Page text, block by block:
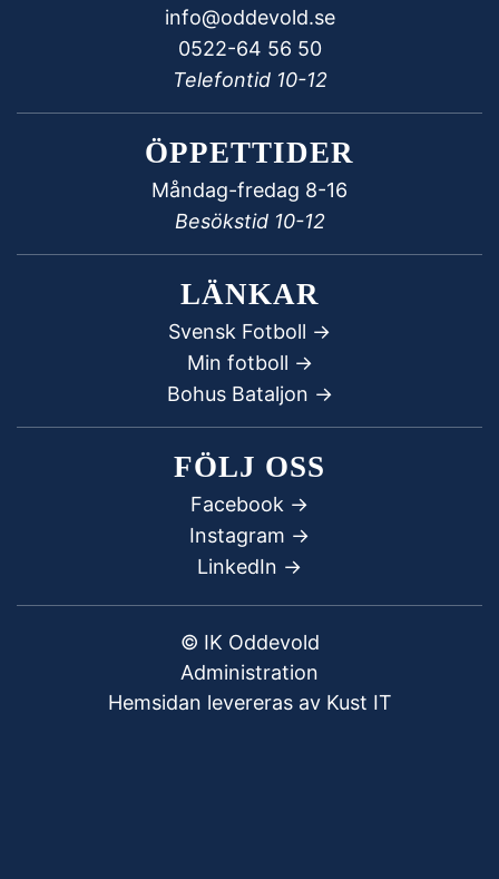
info@oddevold.se
0522-64 56 50
Telefontid 10-12
ÖPPETTIDER
Måndag-fredag 8-16
Besökstid 10-12
LÄNKAR
Svensk Fotboll ->
Min fotboll ->
Bohus Bataljon ->
FÖLJ OSS
Facebook ->
Instagram ->
LinkedIn ->
© IK Oddevold
Administration
Hemsidan levereras av Kust IT